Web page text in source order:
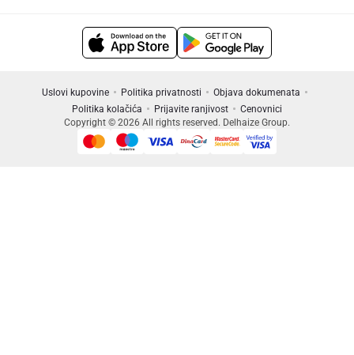
Uslovi kupovine Politika privatnosti
Objava dokumenata
Politika kolačića
Prijavite ranjivost
Cenovnici
Copyright © 2026 All rights reserved. Delhaize Group.